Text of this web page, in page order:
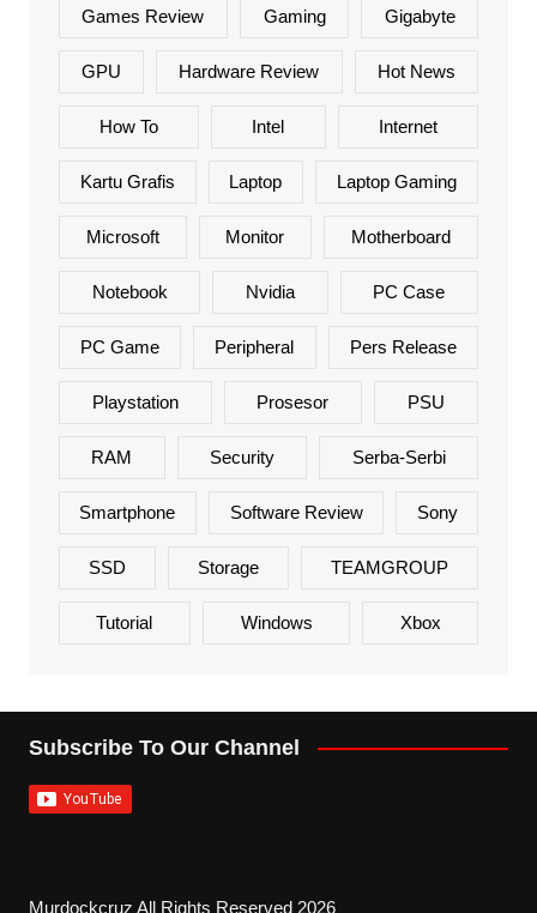
Games Review Gaming Gigabyte
GPU Hardware Review Hot News
How To Intel Internet
Kartu Grafis Laptop Laptop Gaming
Microsoft Monitor Motherboard
Notebook Nvidia PC Case
PC Game Peripheral Pers Release
Playstation Prosesor PSU
RAM Security Serba-Serbi
Smartphone Software Review Sony
SSD Storage TEAMGROUP
Tutorial Windows Xbox
Subscribe To Our Channel
Murdockcruz All Rights Reserved 2026